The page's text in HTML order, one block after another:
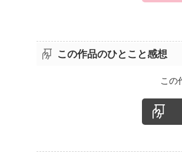
この作品のひとこと感想
この